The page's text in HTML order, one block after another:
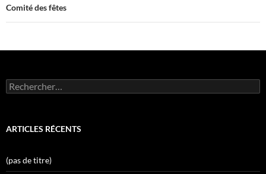
Comité des fêtes
Rechercher :
ARTICLES RÉCENTS
(pas de titre)